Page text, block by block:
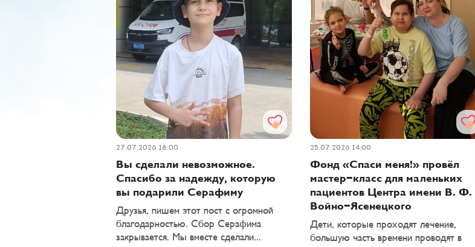
27.07.2026 18:00
Вы сделали невозможное.
Спасибо за надежду, которую
вы подарили Серафиму
Друзья, пишем этот пост с огромной
благодарностью. Сбор Серафима
закрывается. Мы вместе сделали...
25.07.2026 14:00
Фонд «Спаси меня!» провёл
мастер-класс для маленьких
пациентов Центра имени В. Ф.
Войно-Ясенецкого
Дети, которые проходят лечение,
большую часть времени проводят в